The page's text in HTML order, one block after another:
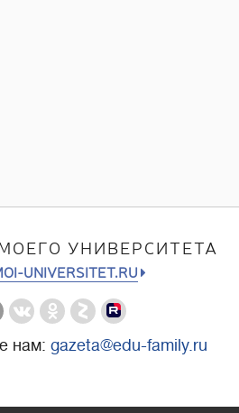
УНИВЕРСИТЕТА
UNIVERSITET.RU
нам: gazeta@edu-family.ru